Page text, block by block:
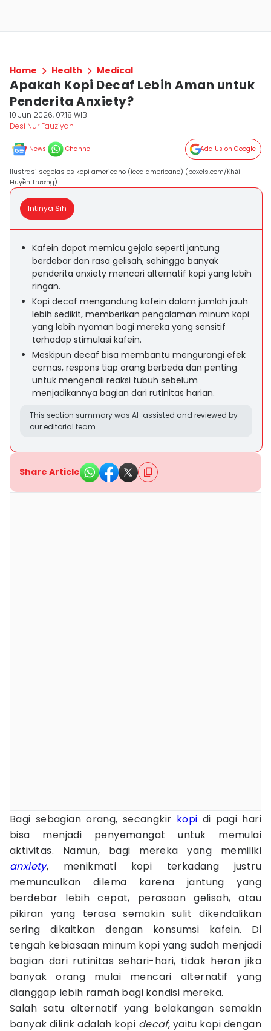
Home Health Medical
Apakah Kopi Decaf Lebih Aman untuk
Penderita Anxiety?
10 Jun 2026, 07:18 WIB
Desi Nur Fauziyah
News Channel Add Us on Google
Ilustrasi segelas es kopi americano (iced americano) (pexels.com/Khải
Huyền Trương)
Intinya Sih
Kafein dapat memicu gejala seperti jantung
berdebar dan rasa gelisah, sehingga banyak
penderita anxiety mencari alternatif kopi yang lebih
ringan.
Kopi decaf mengandung kafein dalam jumlah jauh
lebih sedikit, memberikan pengalaman minum kopi
yang lebih nyaman bagi mereka yang sensitif
terhadap stimulasi kafein.
Meskipun decaf bisa membantu mengurangi efek
cemas, respons tiap orang berbeda dan penting
untuk mengenali reaksi tubuh sebelum
menjadikannya bagian dari rutinitas harian.
This section summary was AI-assisted and reviewed by
our editorial team.
Share Article
Bagi sebagian orang, secangkir kopi di pagi hari
bisa menjadi penyemangat untuk memulai
aktivitas. Namun, bagi mereka yang memiliki
anxiety, menikmati kopi terkadang justru
memunculkan dilema karena jantung yang
berdebar lebih cepat, perasaan gelisah, atau
pikiran yang terasa semakin sulit dikendalikan
sering dikaitkan dengan konsumsi kafein. Di
tengah kebiasaan minum kopi yang sudah menjadi
bagian dari rutinitas sehari-hari, tidak heran jika
banyak orang mulai mencari alternatif yang
dianggap lebih ramah bagi kondisi mereka.
Salah satu alternatif yang belakangan semakin
banyak dilirik adalah kopi decaf, yaitu kopi dengan